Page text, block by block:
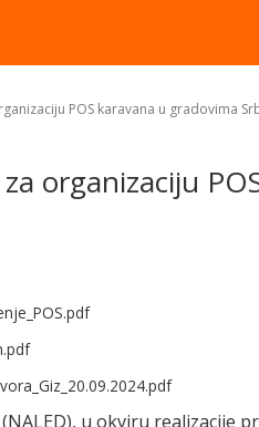
POS karavana u gradovima
organizaciju
u okviru realizacije